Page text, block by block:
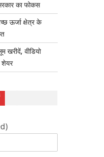
का फोकस
ऊर्जा क्षेत्र के
खरीदें, वीडियो
शेयर